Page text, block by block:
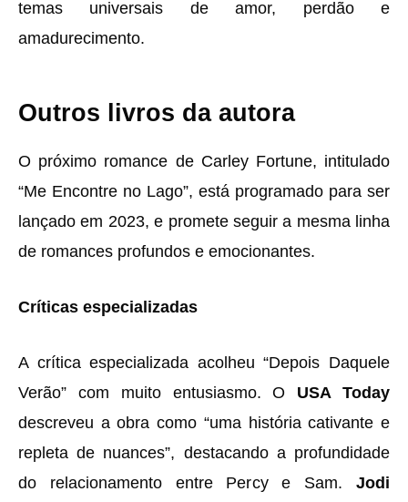
temas universais de amor, perdão e
amadurecimento.
Outros livros da autora
O próximo romance de Carley Fortune, intitulado
“Me Encontre no Lago”, está programado para ser
lançado em 2023, e promete seguir a mesma linha
de romances profundos e emocionantes.
Críticas especializadas
A crítica especializada acolheu “Depois Daquele
Verão” com muito entusiasmo. O USA Today
descreveu a obra como “uma história cativante e
repleta de nuances”, destacando a profundidade
do relacionamento entre Percy e Sam. Jodi